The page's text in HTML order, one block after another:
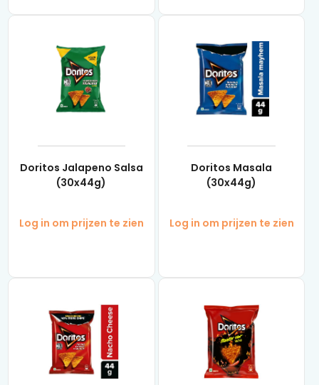
Doritos Jalapeno Salsa
(30x44g)
Log in om prijzen te zien
Doritos Masala
(30x44g)
Log in om prijzen te zien